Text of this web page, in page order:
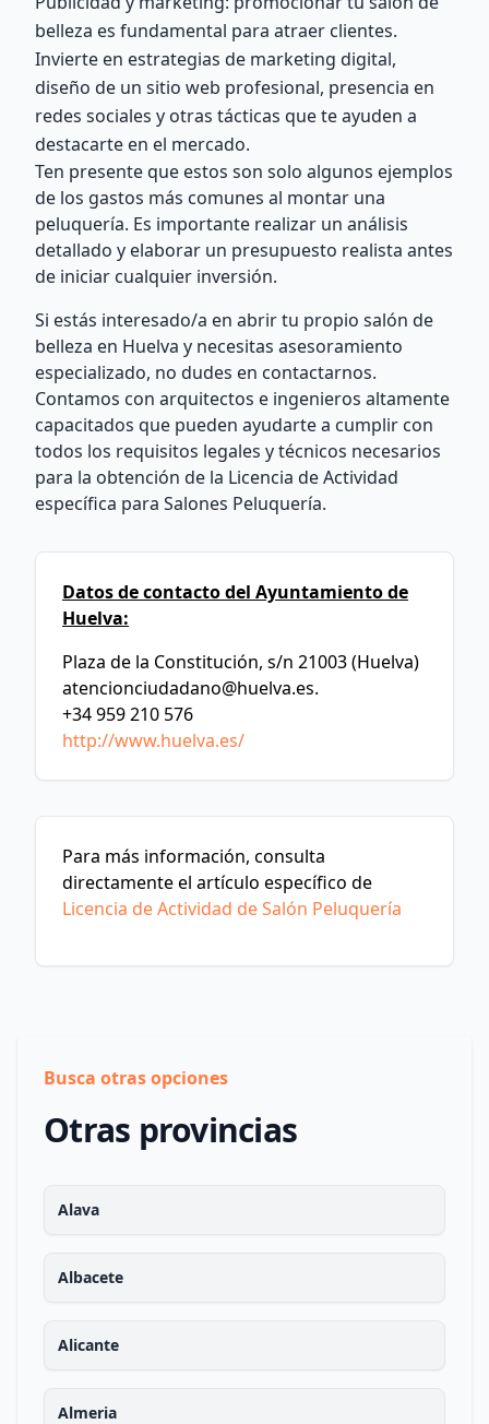
belleza es fundamental para atraer clientes.
Invierte en estrategias de marketing digital,
diseño de un sitio web profesional, presencia en
redes sociales y otras tácticas que te ayuden a
destacarte en el mercado.
Ten presente que estos son solo algunos ejemplos
de los gastos más comunes al montar una
peluquería. Es importante realizar un análisis
detallado y elaborar un presupuesto realista antes
de iniciar cualquier inversión.
Si estás interesado/a en abrir tu propio salón de
belleza en Huelva y necesitas asesoramiento
especializado, no dudes en contactarnos.
Contamos con arquitectos e ingenieros altamente
capacitados que pueden ayudarte a cumplir con
todos los requisitos legales y técnicos necesarios
para la obtención de la Licencia de Actividad
específica para Salones Peluquería.
Datos de contacto del Ayuntamiento de
Huelva:
Plaza de la Constitución, s/n 21003 (Huelva)
atencionciudadano@huelva.es.
+34 959 210 576
http://www.huelva.es/
Para más información, consulta
directamente el artículo específico de
Licencia de Actividad de Salón Peluquería
Busca otras opciones
Otras provincias
Alava
Albacete
Alicante
Almeria